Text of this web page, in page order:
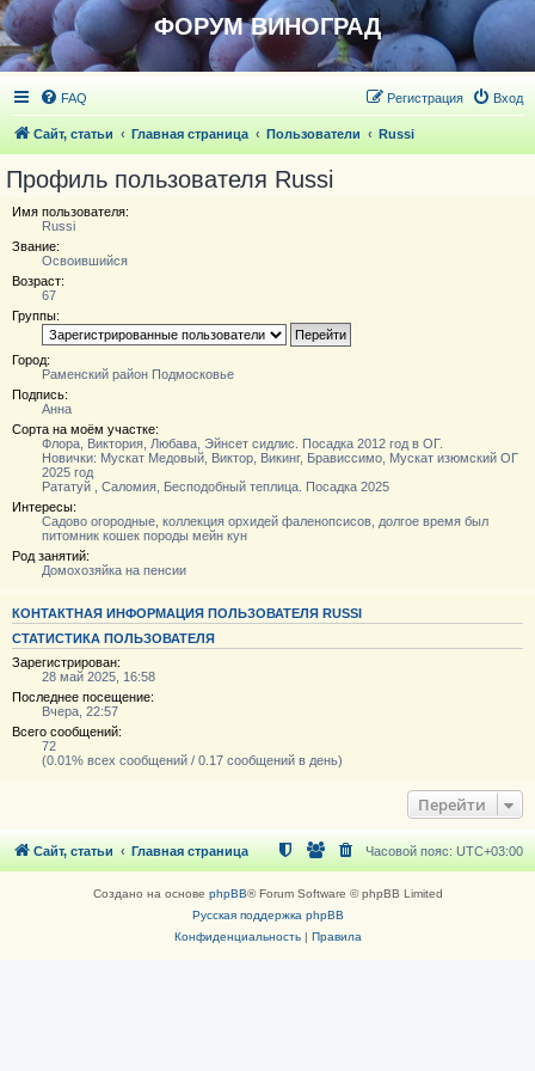
ФОРУМ ВИНОГРАД
FAQ Вход
Регистрация
Сайт, статьи Главная страница Пользователи Russi
Профиль пользователя Russi
Имя пользователя:
Russi
Звание:
Освоившийся
Возраст:
67
Группы:
Город:
Раменский район Подмосковье
Подпись:
Анна
Сорта на моём участке:
Флора, Виктория, Любава, Эйнсет сидлис. Посадка 2012 год в ОГ.
Новички: Мускат Медовый, Виктор, Викинг, Брависсимо, Мускат изюмский ОГ
2025 год
Рататуй , Саломия, Бесподобный теплица. Посадка 2025
Интересы:
Садово огородные, коллекция орхидей фаленопсисов, долгое время был
питомник кошек породы мейн кун
Род занятий:
Домохозяйка на пенсии
КОНТАКТНАЯ ИНФОРМАЦИЯ ПОЛЬЗОВАТЕЛЯ RUSSI
СТАТИСТИКА ПОЛЬЗОВАТЕЛЯ
Зарегистрирован:
28 май 2025, 16:58
Последнее посещение:
Вчера, 22:57
Всего сообщений:
72
(0.01% всех сообщений / 0.17 сообщений в день)
Перейти
Сайт, статьи Главная страница Часовой пояс: UTC+03:00
Создано на основе phpBB® Forum Software © phpBB Limited
Русская поддержка phpBB
Конфиденциальность| Правила